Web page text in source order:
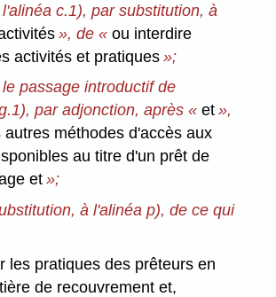
c.1), par substitution, à
», de «ou interdire
activités et pratiques »;
passage introductif de
par adjonction, après «et »,
autres méthodes d'accès aux
au titre d'un prêt de
et»;
à l'alinéa p), de ce qui
les pratiques des prêteurs en
de recouvrement et,